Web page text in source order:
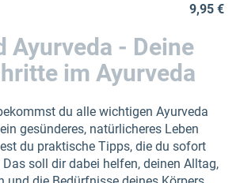
9,95 €
Ayurveda - Deine
im Ayurveda
du alle wichtigen Ayurveda
gesünderes, natürlicheres Leben
du praktische Tipps, die du sofort
soll dir dabei helfen, deinen Alltag,